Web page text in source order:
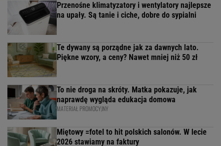
Przenośne klimatyzatory i wentylatory najlepsze
na upały. Są tanie i ciche, dobre do sypialni
Te dywany są porządne jak za dawnych lato.
Piękne wzory, a ceny? Nawet mniej niż 50 zł
To nie droga na skróty. Matka pokazuje, jak
naprawdę wygląda edukacja domowa
MATERIAŁ PROMOCYJNY
Miętowy =fotel to hit polskich salonów. W lecie
2026 stawiamy na faktury